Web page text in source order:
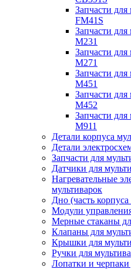
Запчасти
FM41S
Запчасти
M231
Запчасти
M271
Запчасти
M451
Запчасти
M452
Запчасти
M911
Детали корпуса
Детали
Запчасти для
Датчики для
Нагревательные
мультиварок
Дно (часть
Модули
Мерные стаканы
Клапаны для
Крышки для
Ручки для
Лопатки и черпаки